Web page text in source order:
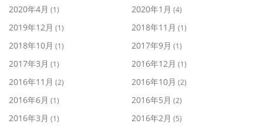
2020年4月 (1) 2020年1月 (4)
2019年12月 (1) 2018年11月 (1)
2018年10月 (1) 2017年9月 (1)
2017年3月 (1) 2016年12月 (1)
2016年11月 (2) 2016年10月 (2)
2016年6月 (1) 2016年5月 (2)
2016年3月 (1) 2016年2月 (5)